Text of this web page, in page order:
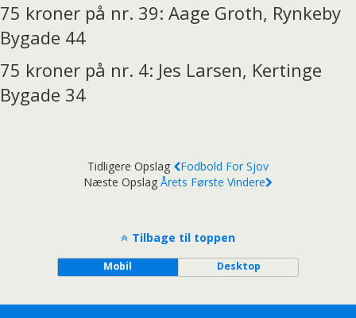
75 kroner på nr. 39: Aage Groth, Rynkeby
Bygade 44
75 kroner på nr. 4: Jes Larsen, Kertinge
Bygade 34
Tidligere Opslag
Fodbold For Sjov
Næste Opslag Årets Første Vindere
Tilbage til toppen
Mobil Desktop